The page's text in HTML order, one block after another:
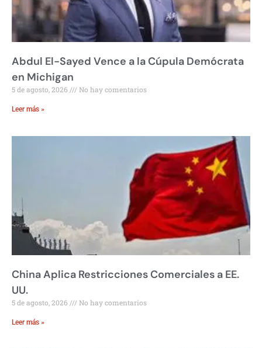
Abdul El-Sayed Vence a la Cúpula Demócrata
en Michigan
5 de agosto, 2026 No hay comentarios
Leer más »
China Aplica Restricciones Comerciales a EE.
UU.
5 de agosto, 2026 No hay comentarios
Leer más »